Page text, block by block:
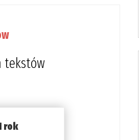
tekstów
rok